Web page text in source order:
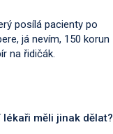
posílá pacienty po
já nevím, 150 korun
na řidičák.
měli jinak dělat?